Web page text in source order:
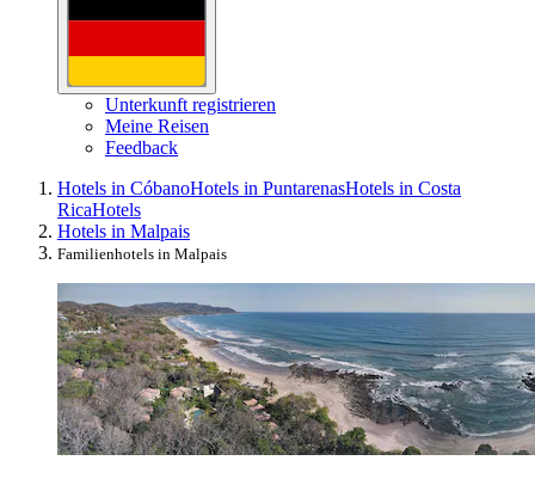
Unterkunft registrieren
Meine Reisen
Feedback
Hotels in CóbanoHotels in PuntarenasHotels in Costa
RicaHotels
Hotels in Malpais
Familienhotels in Malpais